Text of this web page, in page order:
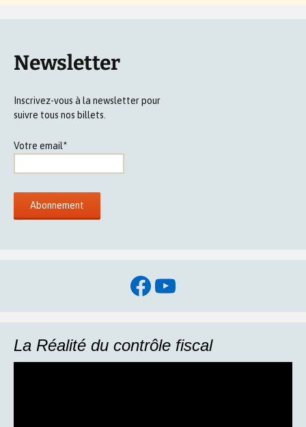
Newsletter
Inscrivez-vous à la newsletter pour
suivre tous nos billets.
Votre email*
Facebook
YouTube
La Réalité du contrôle fiscal